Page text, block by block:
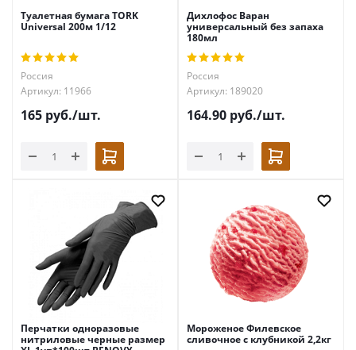
Туалетная бумага TORK
Universal 200м 1/12
Россия
Артикул: 11966
165 руб./шт.
Дихлофос Варан
универсальный без запаха
180мл
Россия
Артикул: 189020
164.90 руб./шт.
Перчатки одноразовые
нитриловые черные размер
Мороженое Филевское
сливочное с клубникой 2,2кг